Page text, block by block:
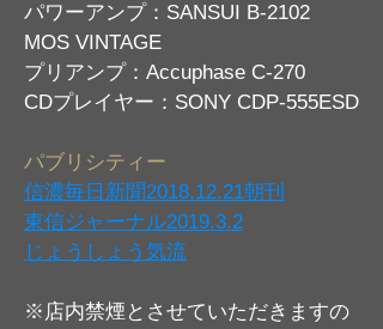
パワーアンプ：SANSUI B-2102
MOS VINTAGE
プリアンプ：Accuphase C-270
CDプレイヤー：SONY CDP-555ESD
パブリシティー​
​信濃毎日新聞2018.12.21朝刊
​東信ジャーナル2019.3.2
​じょうしょう気流
※店内禁煙とさせていただきますの